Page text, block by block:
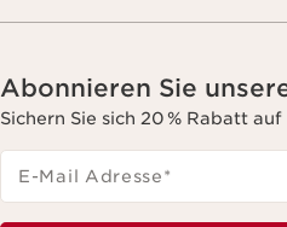
Abonnieren Sie
Sichern Sie sich 20 % Rabatt
E-Mail Adresse*